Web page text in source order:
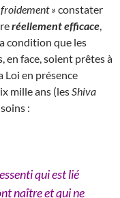
froidement » constater
réellement efficace
condition que les
en face, soient prêtes à
Loi en présence
mille ans (les Shiva
:
qui est lié
naître et qui ne